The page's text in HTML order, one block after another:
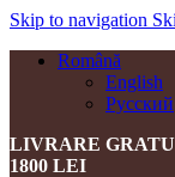
Skip to navigation
Română
English
Русский
LIVRARE
1800 LEI